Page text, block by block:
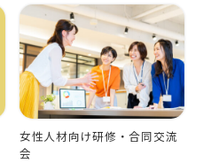
女性人材向け研修・合同交流
会